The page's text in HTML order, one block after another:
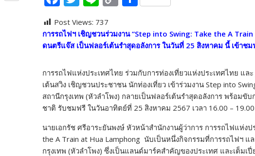
e
b
o
k
itt
er
e p
y
n
k
ar
e
Post Views: 737
การรถไฟฯ เชิญชวนร่วมงาน “Step into Swing: Take the A
ดนตรีแจ๊ส เป็นฟลอร์เต้นรำสุดอลังการ ในวันที่ 25 สิงหาคม นี้ เข้าชม
การรถไฟแห่งประเทศไทย ร่วมกับการท่องเที่ยวแห่งประเทศไทย แล
เต้นสวิง เชิญชวนประชาชน นักท่องเที่ยว เข้าร่วมงาน Step into
สถานีกรุงเทพ (หัวลำโพง) กลายเป็นฟลอร์เต้นรำสุดอลังการ พร้อม
ชาติ รับชมฟรี ในวันอาทิตย์ที่ 25 สิงหาคม 2567 เวลา 16.00 –
นายเอกรัช ศรีอาระยันพงษ์ หัวหน้าสำนักงานผู้ว่าการ การรถไฟแห่งป
the A Train at Hua Lamphong นับเป็นหนึ่งกิจกรรมที่การรถไฟฯ
กรุงเทพ (หัวลำโพง) ซึ่งเป็นแลนด์มาร์คสำคัญของประเทศ และเต็ม
t